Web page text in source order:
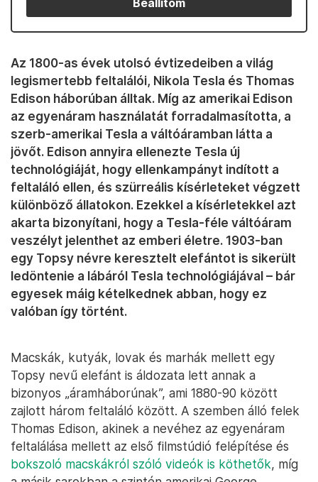
Beállítom
Az 1800-as évek utolsó évtizedeiben a világ
legismertebb feltalálói, Nikola Tesla és Thomas
Edison háborúban álltak. Míg az amerikai Edison
az egyenáram használatát forradalmasította, a
szerb-amerikai Tesla a váltóáramban látta a
jövőt. Edison annyira ellenezte Tesla új
technológiáját, hogy ellenkampányt indított a
feltaláló ellen, és szürreális kísérleteket végzett
különböző állatokon. Ezekkel a kísérletekkel azt
akarta bizonyítani, hogy a Tesla-féle váltóáram
veszélyt jelenthet az emberi életre. 1903-ban
egy Topsy névre keresztelt elefántot is sikerült
ledöntenie a lábáról Tesla technológiájával – bár
egyesek máig kételkednek abban, hogy ez
valóban így történt.
Macskák, kutyák, lovak és marhák mellett egy
Topsy nevű elefánt is áldozata lett annak a
bizonyos „áramháborúnak”, ami 1880-90 között
zajlott három feltaláló között. A szemben álló felek
Thomas Edison, akinek a nevéhez az egyenáram
feltalálása mellett az első filmstúdió felépítése és
bokszoló macskákról szóló videók is köthetők, míg